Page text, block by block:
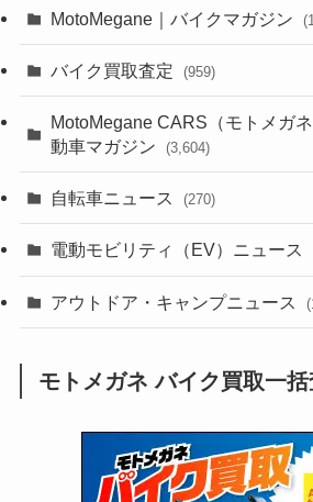
MotoMegane｜バイクマガジン
(44)
(638)
(118)
(60)
(31)
(51)
(34)
(252)
(38)
(24)
(16)
(25)
(249)
(64)
(16)
(62)
(306)
(6,955)
(2,473)
(249)
(1,226)
(12)
(131)
(167)
(66)
(16)
(141)
(1,141)
(166)
(23)
(415)
バイク買取査定 (959)
MotoMegane CARS（モトメガ
動車マガジン
(3,604)
(185)
(137)
(73)
(2,743)
(126)
(170)
自転車ニュース (270)
(54)
(211)
電動モビリティ（EV）ニュース
(132)
(171)
アウトドア・キャンプニュース
(1,605)
(147)
モトメガネ バイク買取一括